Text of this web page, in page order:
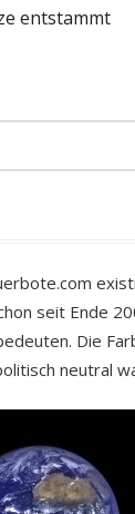
entstammt
seit Ende
Die
neutral